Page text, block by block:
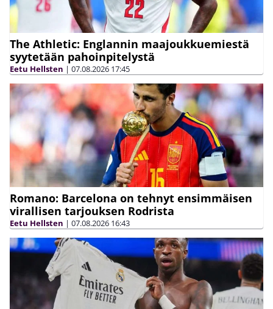
The Athletic: Englannin maajoukkuemiestä
syytetään pahoinpitelystä
Eetu Hellsten | 07.08.2026 17:45
Romano: Barcelona on tehnyt ensimmäisen
virallisen tarjouksen Rodrista
Eetu Hellsten | 07.08.2026 16:43